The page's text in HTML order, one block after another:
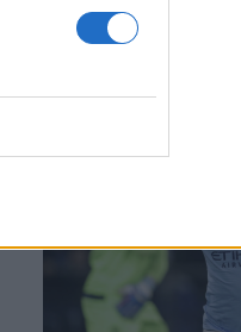
Van Götze tot